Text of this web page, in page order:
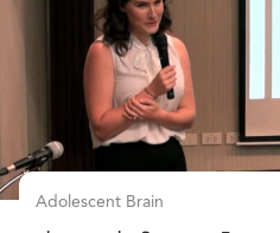
Adolescent Brain